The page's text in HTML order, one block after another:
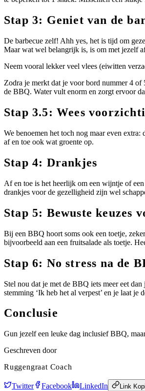
Stap 3: Geniet van de
De barbecue zelf! Ahh yes, het is tijd om
Maar wat wel belangrijk is, is om met jezelf
Neem vooral lekker veel vlees (eiwitten
Zodra je merkt dat je voor bord nummer 4 of
de BBQ. Water vult enorm en zorgt ervoor
Stap 3.5: Wees
We benoemen het toch nog maar even
af en toe ook wat groente op.
Stap 4: Drankjes
Af en toe is het heerlijk om een wijntje of
drankjes voor de gezelligheid zijn wel
Stap 5: Bewuste keuzes
Bij een BBQ hoort soms ook een toetje,
bijvoorbeeld aan een fruitsalade als toetje.
Stap 6: No stress na de
Stel nou dat je met de BBQ iets meer eet
stemming ‘Ik heb het al verpest’ en je laat
Conclusie
Gun jezelf een leuke dag inclusief BBQ,
Geschreven door
Ruggengraat Coach
Twitter Facebook LinkedIn
Link